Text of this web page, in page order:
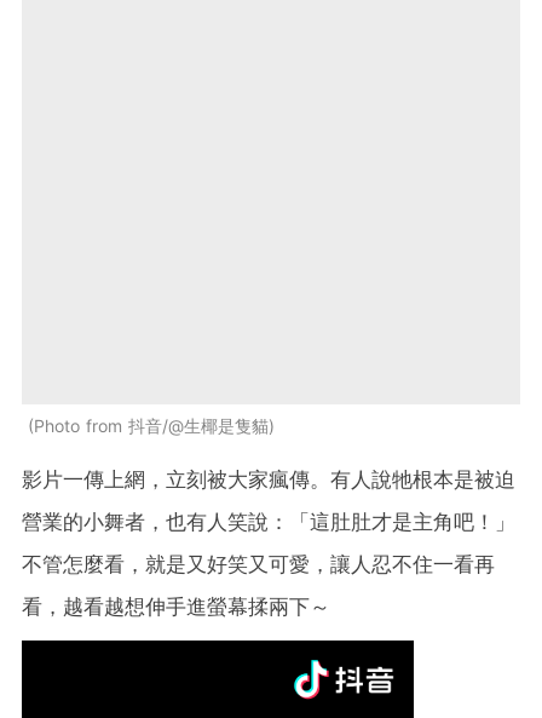
Photo from 抖音/@生椰是隻貓
影片一傳上網，立刻被大家瘋傳。有人說牠根本是被迫
營業的小舞者，也有人笑說：「這肚肚才是主角吧！」
不管怎麼看，就是又好笑又可愛，讓人忍不住一看再
看，越看越想伸手進螢幕揉兩下～